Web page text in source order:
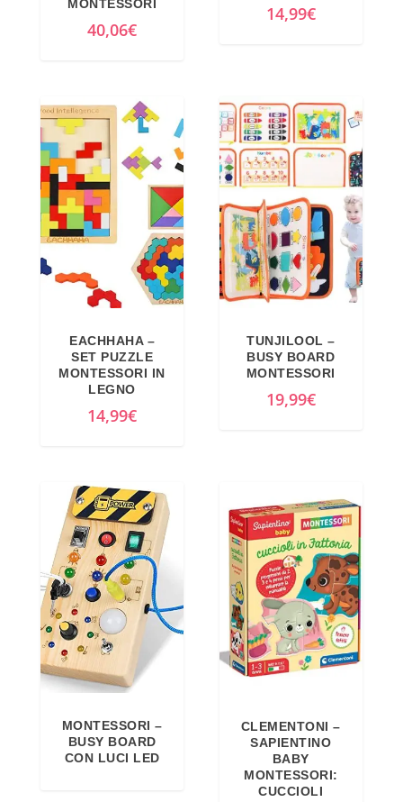
MONTESSORI
40,06€
14,99€
EACHHAHA –
SET PUZZLE
MONTESSORI IN
LEGNO
14,99€
TUNJILOOL –
BUSY BOARD
MONTESSORI
19,99€
MONTESSORI –
BUSY BOARD
CON LUCI LED
CLEMENTONI –
SAPIENTINO
BABY
MONTESSORI:
CUCCIOLI